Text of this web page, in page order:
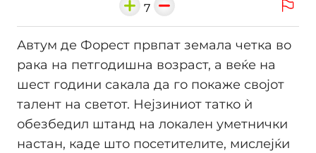
7
Автум де Форест првпат земала четка во
рака на петгодишна возраст, а веќе на
шест години сакала да го покаже својот
талент на светот. Нејзиниот татко ѝ
обезбедил штанд на локален уметнички
настан, каде што посетителите, мислејќи